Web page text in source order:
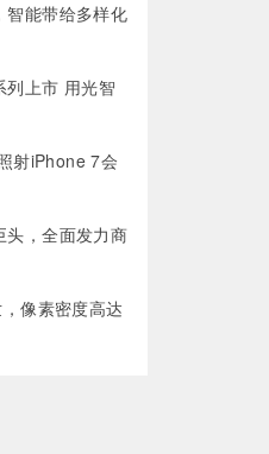
智能带给多样化
列上市 用光智
射iPhone 7会
头，全面发力商
像素密度高达